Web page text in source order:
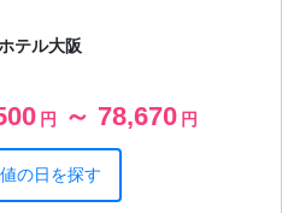
テル大阪
円 ～ 78,670 円
の日を探す